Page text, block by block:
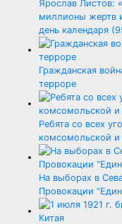
Ярослав Листов:
миллионы жертв
день календаря
Гражданская
терроре
Ребята со всех
комсомольской и
На выборах в
Провокации